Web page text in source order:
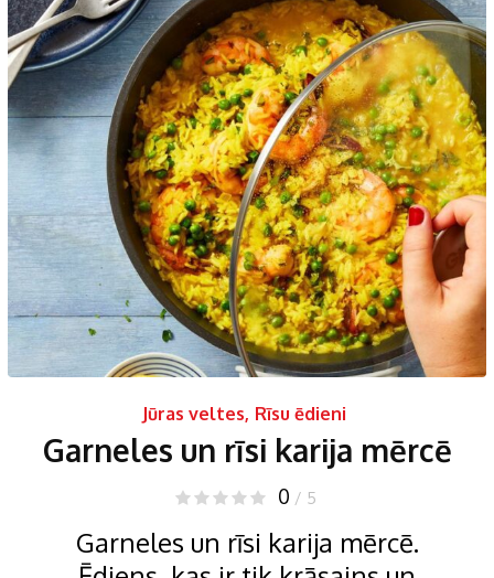
Jūras veltes, Rīsu ēdieni
Garneles un rīsi karija mērcē
0 / 5
Garneles un rīsi karija mērcē.